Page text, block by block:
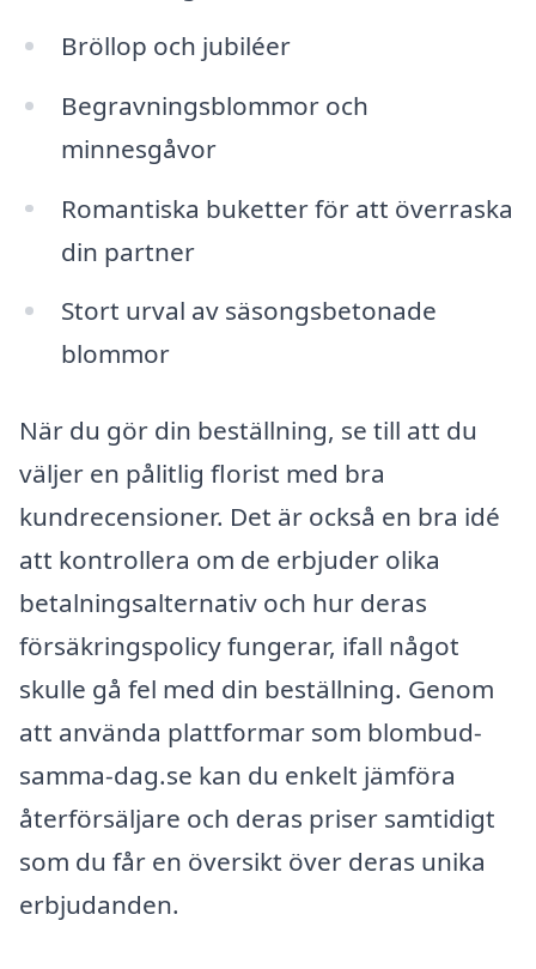
Bröllop och jubiléer
Begravningsblommor och
minnesgåvor
Romantiska buketter för att överraska
din partner
Stort urval av säsongsbetonade
blommor
När du gör din beställning, se till att du
väljer en pålitlig florist med bra
kundrecensioner. Det är också en bra idé
att kontrollera om de erbjuder olika
betalningsalternativ och hur deras
försäkringspolicy fungerar, ifall något
skulle gå fel med din beställning. Genom
att använda plattformar som blombud-
samma-dag.se kan du enkelt jämföra
återförsäljare och deras priser samtidigt
som du får en översikt över deras unika
erbjudanden.